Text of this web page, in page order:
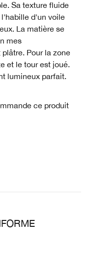
Sa texture fluide
l'habille d'un voile
La matière se
mes
Pour la zone
et le tour est joué.
lumineux parfait.
ce produit